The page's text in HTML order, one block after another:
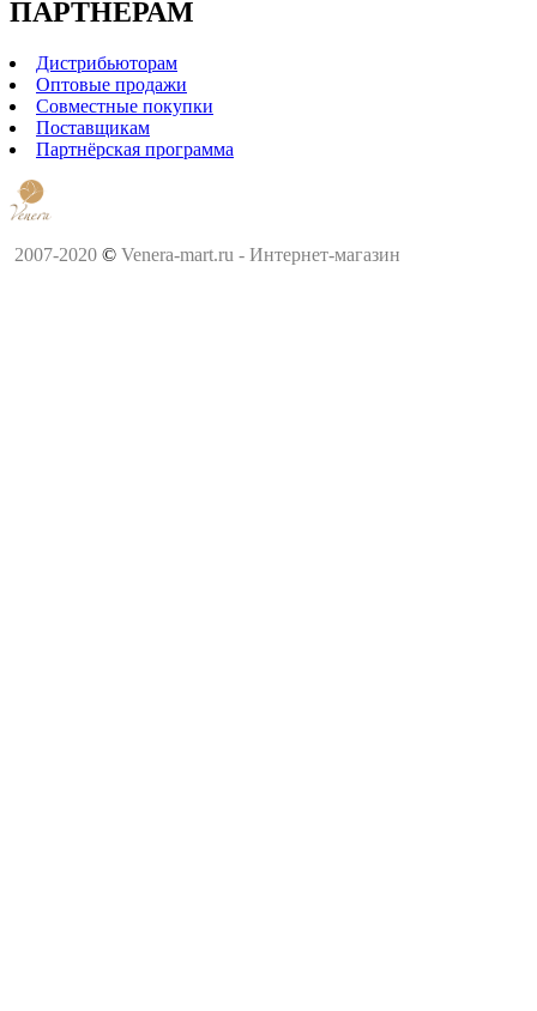
ПАРТНЕРАМ
Дистрибьюторам
Оптовые продажи
Совместные покупки
Поставщикам
Партнёрская программа
2007-2020 © Venera-mart.ru - Интернет-магазин